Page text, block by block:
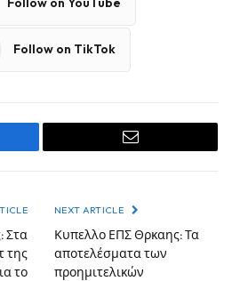
Follow on TikTok
Email
Στα
της
το
NEXT ARTICLE
Κυπελλο ΕΠΣ Θρκαης: Τα
αποτελέσματα των
προημιτελικών